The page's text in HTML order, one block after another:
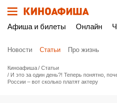
Афиша и билеты Онлайн
Новости Статьи Про жизнь
Киноафиша
Статьи
И это за один день?! Теперь понятно,
России – вот сколько платят актеру